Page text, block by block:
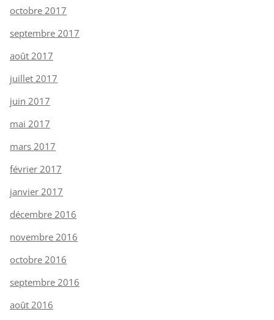
octobre 2017
septembre 2017
août 2017
juillet 2017
juin 2017
mai 2017
mars 2017
février 2017
janvier 2017
décembre 2016
novembre 2016
octobre 2016
septembre 2016
août 2016